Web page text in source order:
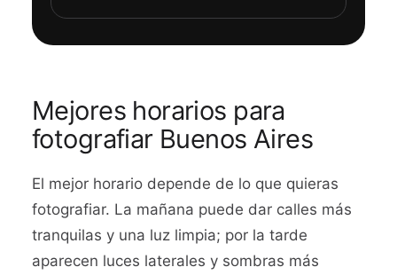
Mejores horarios para
fotografiar Buenos Aires
El mejor horario depende de lo que quieras
fotografiar. La mañana puede dar calles más
tranquilas y una luz limpia; por la tarde
aparecen luces laterales y sombras más